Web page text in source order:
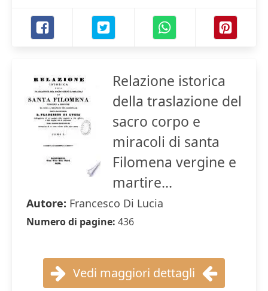
Relazione istorica
della traslazione del
sacro corpo e
miracoli di santa
Filomena vergine e
martire...
Autore: Francesco Di Lucia
Numero di pagine: 436
Vedi maggiori dettagli